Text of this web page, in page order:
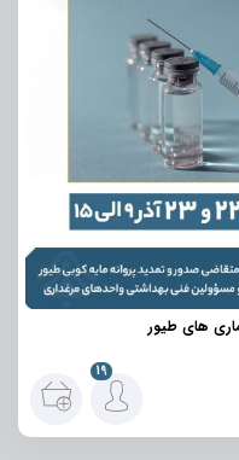
های طیور
19